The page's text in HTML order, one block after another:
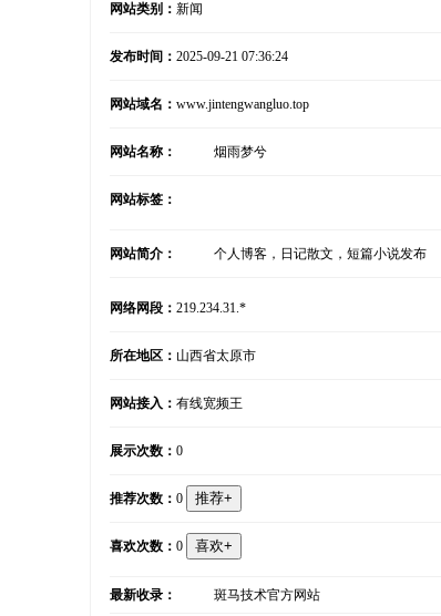
网站类别： 新闻
发布时间： 2025-09-21 07:36:24
网站域名： www.jintengwangluo.top
网站名称： 烟雨梦兮
网站标签：
网站简介： 个人博客，日记散文，短篇小说发布
网络网段： 219.234.31.*
所在地区： 山西省太原市
网站接入： 有线宽频王
展示次数： 0
推荐次数： 0
喜欢次数： 0
最新收录： 斑马技术官方网站